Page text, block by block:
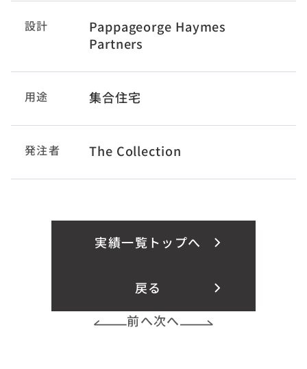
設計
Pappageorge Haymes
Partners
用途 集合住宅
発注者 The Collection
実績一覧トップへ
戻る
前へ次へ